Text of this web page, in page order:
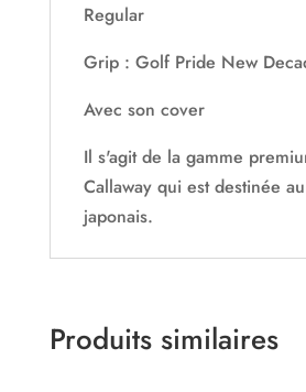
Regular
Grip : Golf Pride New
Avec son cover
Il s'agit de la gamme
Callaway qui est destinée
japonais.
Produits similaires